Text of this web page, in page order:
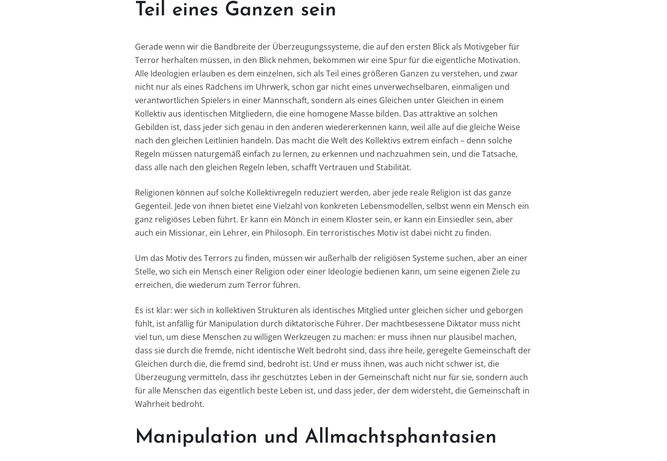
Teil eines Ganzen sein
Gerade wenn wir die Bandbreite der Überzeugungssysteme, die auf den ersten Blick als Motivgeber für
Terror herhalten müssen, in den Blick nehmen, bekommen wir eine Spur für die eigentliche Motivation.
Alle Ideologien erlauben es dem einzelnen, sich als Teil eines größeren Ganzen zu verstehen, und zwar
nicht nur als eines Rädchens im Uhrwerk, schon gar nicht eines unverwechselbaren, einmaligen und
verantwortlichen Spielers in einer Mannschaft, sondern als eines Gleichen unter Gleichen in einem
Kollektiv aus identischen Mitgliedern, die eine homogene Masse bilden. Das attraktive an solchen
Gebilden ist, dass jeder sich genau in den anderen wiedererkennen kann, weil alle auf die gleiche Weise
nach den gleichen Leitlinien handeln. Das macht die Welt des Kollektivs extrem einfach – denn solche
Regeln müssen naturgemäß einfach zu lernen, zu erkennen und nachzuahmen sein, und die Tatsache,
dass alle nach den gleichen Regeln leben, schafft Vertrauen und Stabilität.
Religionen können auf solche Kollektivregeln reduziert werden, aber jede reale Religion ist das ganze
Gegenteil. Jede von ihnen bietet eine Vielzahl von konkreten Lebensmodellen, selbst wenn ein Mensch ein
ganz religiöses Leben führt. Er kann ein Mönch in einem Kloster sein, er kann ein Einsiedler sein, aber
auch ein Missionar, ein Lehrer, ein Philosoph. Ein terroristisches Motiv ist dabei nicht zu finden.
Um das Motiv des Terrors zu finden, müssen wir außerhalb der religiösen Systeme suchen, aber an einer
Stelle, wo sich ein Mensch einer Religion oder einer Ideologie bedienen kann, um seine eigenen Ziele zu
erreichen, die wiederum zum Terror führen.
Es ist klar: wer sich in kollektiven Strukturen als identisches Mitglied unter gleichen sicher und geborgen
fühlt, ist anfällig für Manipulation durch diktatorische Führer. Der machtbesessene Diktator muss nicht
viel tun, um diese Menschen zu willigen Werkzeugen zu machen: er muss ihnen nur plausibel machen,
dass sie durch die fremde, nicht identische Welt bedroht sind, dass ihre heile, geregelte Gemeinschaft der
Gleichen durch die, die fremd sind, bedroht ist. Und er muss ihnen, was auch nicht schwer ist, die
Überzeugung vermitteln, dass ihr geschütztes Leben in der Gemeinschaft nicht nur für sie, sondern auch
für alle Menschen das eigentlich beste Leben ist, und dass jeder, der dem widersteht, die Gemeinschaft in
Wahrheit bedroht.
Manipulation und Allmachtsphantasien